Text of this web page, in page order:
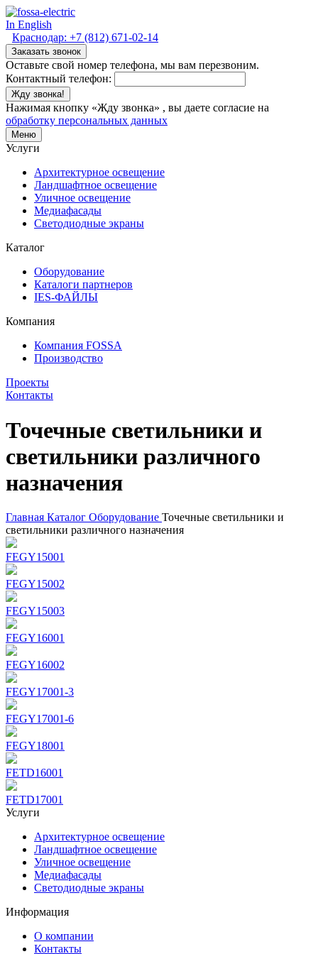
In English
Краснодар: +7 (812) 671-02-14
Заказать звонок
Оставьте свой номер телефона, мы вам перезвоним.
Контактный телефон:
Жду звонка!
Нажимая кнопку «Жду звонка» , вы даете согласие на
обработку персональных данных
Меню
Услуги
Архитектурное освещение
Ландшафтное освещение
Уличное освещение
Медиафасады
Светодиодные экраны
Каталог
Оборудование
Каталоги партнеров
IES-ФАЙЛЫ
Компания
Компания FOSSA
Производство
Проекты
Контакты
Точечные светильники и
светильники различного
назначения
Главная Каталог Оборудование Точечные светильники и
светильники различного назначения
FEGY15001
FEGY15002
FEGY15003
FEGY16001
FEGY16002
FEGY17001-3
FEGY17001-6
FEGY18001
FETD16001
FETD17001
Услуги
Архитектурное освещение
Ландшафтное освещение
Уличное освещение
Медиафасады
Светодиодные экраны
Информация
О компании
Контакты